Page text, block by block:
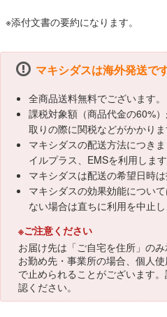
※添付文書の要約になります。
マキシダスは海外発送です
全商品送料無料でございます。
課税対象額（商品代金の60%
取りの際に関税などがかかりま
マキシダスの配送方法につき
イルプラス、EMSを利用します
マキシダスは配送の希望日時は
マキシダスの効果効能につい
ない場合は直ちに利用を中止
※ご注意ください
お届け先は「ご自宅を住所」の
お勤め先・事業所の場合、個人
で止められることがございます
認ください。